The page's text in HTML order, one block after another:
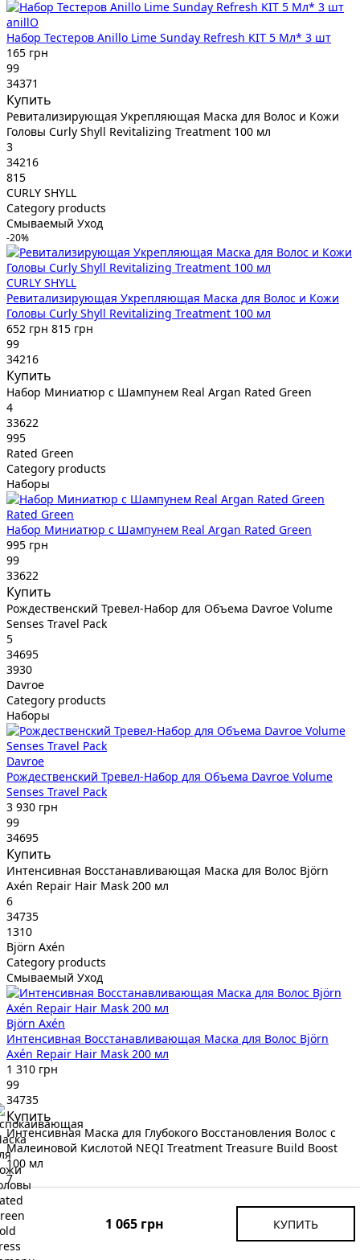
1 065 грн КУПИТЬ
anillO
Набор Тестеров Anillo Lime Sunday Refresh KIT 5 Мл* 3 шт
165 грн
99
34371
Купить
Ревитализирующая Укрепляющая Маска для Волос и Кожи
Головы Curly Shyll Revitalizing Treatment 100 мл
3
34216
815
CURLY SHYLL
Category products
Смываемый Уход
-20%
CURLY SHYLL
Ревитализирующая Укрепляющая Маска для Волос и Кожи
Головы Curly Shyll Revitalizing Treatment 100 мл
652 грн 815 грн
99
34216
Купить
Набор Миниатюр с Шампунем Real Argan Rated Green
4
33622
995
Rated Green
Category products
Наборы
Rated Green
Набор Миниатюр с Шампунем Real Argan Rated Green
995 грн
99
33622
Купить
Рождественский Тревел-Набор для Объема Davroe Volume
Senses Travel Pack
5
34695
3930
Davroe
Category products
Наборы
Davroe
Рождественский Тревел-Набор для Объема Davroe Volume
Senses Travel Pack
3 930 грн
99
34695
Купить
Интенсивная Восстанавливающая Маска для Волос Björn
Axén Repair Hair Mask 200 мл
6
34735
1310
Björn Axén
Category products
Смываемый Уход
Björn Axén
Интенсивная Восстанавливающая Маска для Волос Björn
Axén Repair Hair Mask 200 мл
1 310 грн
99
34735
Купить
Интенсивная Маска для Глубокого Восстановления Волос с
Малеиновой Кислотой NEQI Treatment Treasure Build Boost
100 мл
7
34269
575
NEQI
Category products
Смываемый Уход